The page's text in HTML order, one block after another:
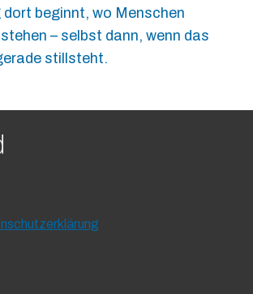
beginnt, wo Menschen
– selbst dann, wenn das
stillsteht.